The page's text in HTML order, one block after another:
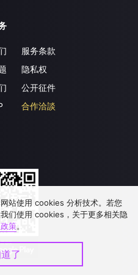
服务条款
隐私权
公开征件
合作洽談
站使用 cookies 分析技术。若您
们使用 cookies，关于更多相关隐
策。
了